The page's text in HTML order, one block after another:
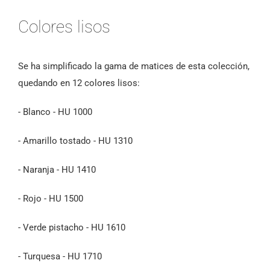
Colores lisos
Se ha simplificado la gama de matices de esta colección,
quedando en 12 colores lisos:
- Blanco - HU 1000
- Amarillo tostado - HU 1310
- Naranja - HU 1410
- Rojo - HU 1500
- Verde pistacho - HU 1610
- Turquesa - HU 1710